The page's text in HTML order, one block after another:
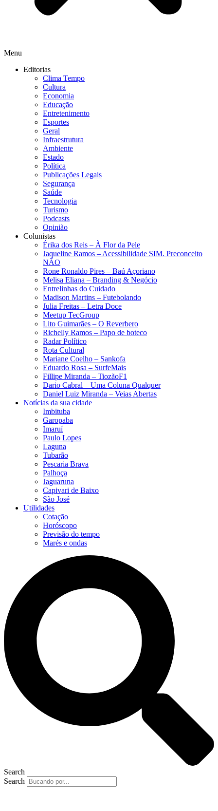
Menu
Editorias
Clima Tempo
Cultura
Economia
Educação
Entretenimento
Esportes
Geral
Infraestrutura
Ambiente
Estado
Política
Publicações Legais
Segurança
Saúde
Tecnologia
Turismo
Podcasts
Opinião
Colunistas
Érika dos Reis​ – À Flor da Pele
Jaqueline Ramos – Acessibilidade SIM. Preconceito
NÃO
Rone Ronaldo Pires – Baú Açoriano
Melisa Eliana – Branding & Negócio
Entrelinhas do Cuidado
Madison Martins – Futebolando
Julia Freitas​ – Letra Doce
Meetup TecGroup
Lito Guimarães – O Reverbero
Richelly Ramos​ – Papo de boteco
Radar Político
Rota Cultural
Mariane Coelho – Sankofa
Eduardo Rosa​ – SurfeMais
Fillipe Miranda – TiozãoF1
Dario Cabral – Uma Coluna Qualquer
Daniel Luiz Miranda – Veias Abertas
Notícias da sua cidade
Imbituba
Garopaba
Imaruí
Paulo Lopes
Laguna
Tubarão
Pescaria Brava
Palhoça
Jaguaruna
Capivari de Baixo
São José
Utilidades
Cotação
Horóscopo
Previsão do tempo
Marés e ondas
Search
Search